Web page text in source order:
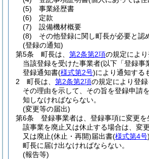
(5)
事業経歴書
(6)
定款
(7)
設備機材概要
(8)
その他登録に関し町長が必要と認
(登録の通知)
第5条
町長は、 第2条第2項の規定により
当該登録を受けた事業者(以下「登録事
登録通知書(様式第2号)により通知する
2
町長は、 第2条第2項の規定により登録
その理由を示して、その旨を登録申請
知しなければならない。
(変更等の届出)
第6条
登録事業者は、登録事項に変更
該事業を廃止又は休止する場合は、変
又は廃止(休止・再開)届出書(様式第4号)
町長に届け出なければならない。
(報告等)